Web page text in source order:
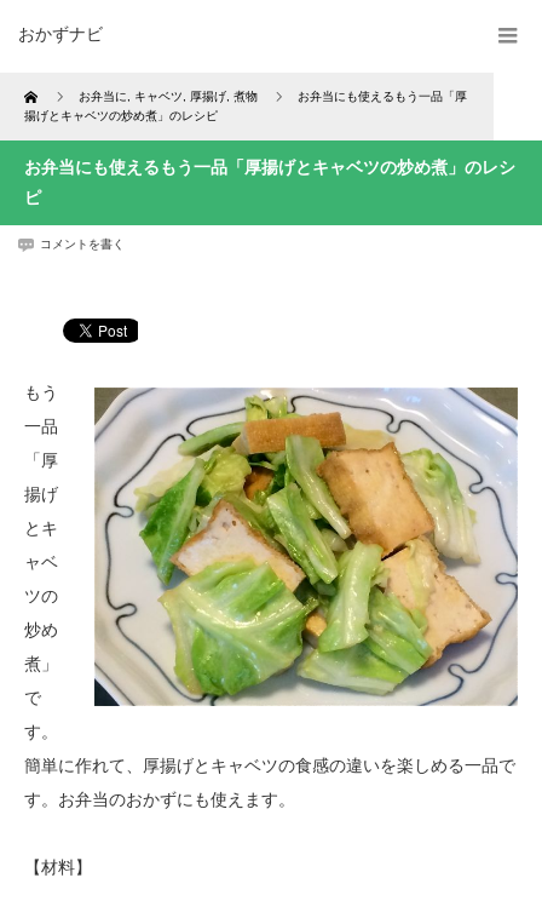
おかずナビ
Home お弁当に キャベツ 厚揚げ 煮物
お弁当にも使えるもう一品「厚
揚げとキャベツの炒め煮」のレシピ
お弁当にも使えるもう一品「厚揚げとキャベツの炒め煮」のレシ
ピ
コメントを書く
もう
一品
「厚
揚げ
とキ
ャベ
ツの
炒め
煮」
で
す。
簡単に作れて、厚揚げとキャベツの食感の違いを楽しめる一品で
す。お弁当のおかずにも使えます。
【材料】